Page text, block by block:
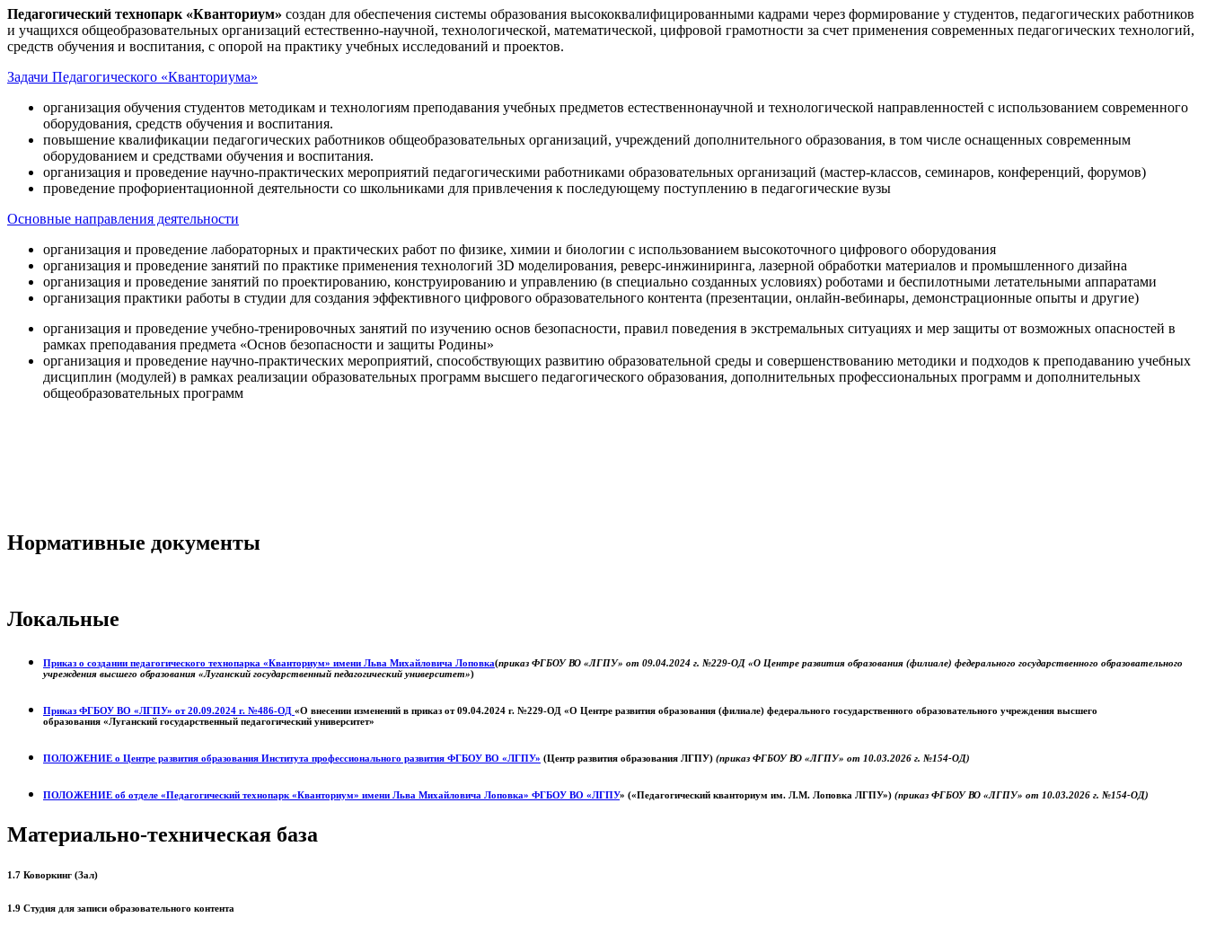
Педагогический технопарк «Кванториум» создан для обеспечения системы образования высококвалифицированными кадрами через формирование у студентов, педагогических работников
и учащихся общеобразовательных организаций естественно-научной, технологической, математической, цифровой грамотности за счет применения современных педагогических технологий,
средств обучения и воспитания, с опорой на практику учебных исследований и проектов.
Задачи Педагогического «Кванториума»
организация обучения студентов методикам и технологиям преподавания учебных предметов естественнонаучной и технологической направленностей с использованием современного
оборудования, средств обучения и воспитания.
повышение квалификации педагогических работников общеобразовательных организаций, учреждений дополнительного образования, в том числе оснащенных современным
оборудованием и средствами обучения и воспитания.
организация и проведение научно-практических мероприятий педагогическими работниками образовательных организаций (мастер-классов, семинаров, конференций, форумов)
проведение профориентационной деятельности со школьниками для привлечения к последующему поступлению в педагогические вузы
Основные направления деятельности
организация и проведение лабораторных и практических работ по физике, химии и биологии с использованием высокоточного цифрового оборудования
организация и проведение занятий по практике применения технологий 3D моделирования, реверс-инжиниринга, лазерной обработки материалов и промышленного дизайна
организация и проведение занятий по проектированию, конструированию и управлению (в специально созданных условиях) роботами и беспилотными летательными аппаратами
организация практики работы в студии для создания эффективного цифрового образовательного контента (презентации, онлайн-вебинары, демонстрационные опыты и другие)
организация и проведение учебно-тренировочных занятий по изучению основ безопасности, правил поведения в экстремальных ситуациях и мер защиты от возможных опасностей в
рамках преподавания предмета «Основ безопасности и защиты Родины»
организация и проведение научно-практических мероприятий, способствующих развитию образовательной среды и совершенствованию методики и подходов к преподаванию учебных
дисциплин (модулей) в рамках реализации образовательных программ высшего педагогического образования, дополнительных профессиональных программ и дополнительных
общеобразовательных программ
Нормативные документы
Локальные
Приказ о создании педагогического технопарка «Кванториум» имени Льва Михайловича Лоповка(приказ ФГБОУ ВО «ЛГПУ» от 09.04.2024 г. №229-ОД «О Центре развития образования (филиале) федерального государственного образовательного
учреждения высшего образования «Луганский государственный педагогический университет»)
Приказ ФГБОУ ВО «ЛГПУ» от 20.09.2024 г. №486-ОД «О внесении изменений в приказ от 09.04.2024 г. №229-ОД «О Центре развития образования (филиале) федерального государственного образовательного учреждения высшего
образования «Луганский государственный педагогический университет»
ПОЛОЖЕНИЕ о Центре развития образования Института профессионального развития ФГБОУ ВО «ЛГПУ» (Центр развития образования ЛГПУ) (приказ ФГБОУ ВО «ЛГПУ» от 10.03.2026 г. №154-ОД)
ПОЛОЖЕНИЕ об отделе «Педагогический технопарк «Кванториум» имени Льва Михайловича Лоповка» ФГБОУ ВО «ЛГПУ» («Педагогический кванториум им. Л.М. Лоповка ЛГПУ») (приказ ФГБОУ ВО «ЛГПУ» от 10.03.2026 г. №154-ОД)
Материально-техническая база
1.7 Коворкинг (Зал)
1.9 Студия для записи образовательного контента